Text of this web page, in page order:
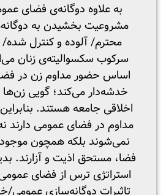
به علاوه دوگانه‌ی فضای
مشروعیت بخشیدن به
محترم/ آلوده و کنترل
سرکوب سکسوالیته‌ی زنان
اساس حضور مداوم زن در
خدشه‌دار می‌کند؛ گویی زن‌ها
اخلاقی جامعه هستند.
مداوم در فضای عمومی دارند
نمی‌شوند بلکه همچون
فضا، مستحق اذیت و آزارند.
استراتژی ترس از فضای
تاثیرات دوگانه‌سازی